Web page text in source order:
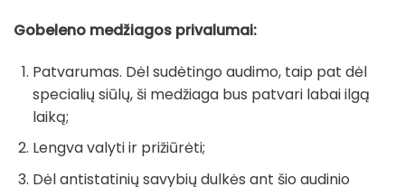
Gobeleno medžiagos privalumai:
Patvarumas. Dėl sudėtingo audimo, taip pat dėl
specialių siūlų, ši medžiaga bus patvari labai ilgą
laiką;
Lengva valyti ir prižiūrėti;
Dėl antistatinių savybių dulkės ant šio audinio